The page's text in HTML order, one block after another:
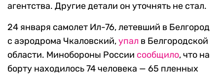
агентства. Другие детали он уточнять не стал.
24 января самолет Ил-76, летевший в Белгород
с аэродрома Чкаловский,упал в Белгородской
области. Минобороны России сообщило, что на
борту находилось 74 человека — 65 пленных